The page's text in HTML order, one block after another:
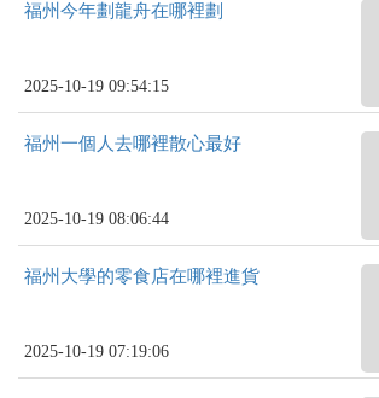
福州今年劃龍舟在哪裡劃
2025-10-19 09:54:15
福州一個人去哪裡散心最好
2025-10-19 08:06:44
福州大學的零食店在哪裡進貨
2025-10-19 07:19:06